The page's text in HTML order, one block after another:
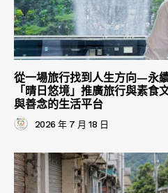
從一場旅行找到人生方向—永
「晴日悠境」推廣旅行與素食
與善念的生活平台
2026 年 7 月 18 日